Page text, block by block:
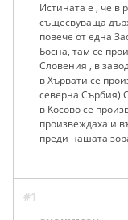
Истината е , че в
същесвуваща
повече от една
Босна, там се
Словения , в
в Хървати се
северна Сърбия)
в Косово се
произвеждаха и
преди нашата
#1